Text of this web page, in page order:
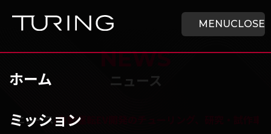
MENUCLOSE
ホーム
ミッション
チューリング株式会社
/ニュース /自動運転EV開発のチューリング、研究・試作車
NEWS
ニュース